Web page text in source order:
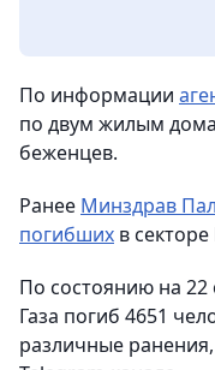
По информации
по двум жилым
беженцев.
Ранее Минздрав
погибших в секторе
По состоянию на 22
Газа погиб 4651
различные